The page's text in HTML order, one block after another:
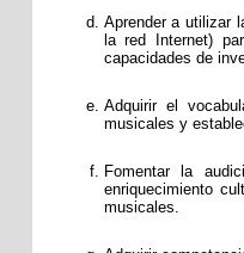
Aprender a utilizar
la red Internet)
capacidades de
Adquirir el
musicales y
Fomentar la
enriquecimiento
musicales.